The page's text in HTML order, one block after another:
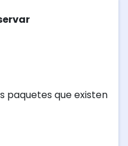
paquetes que existen